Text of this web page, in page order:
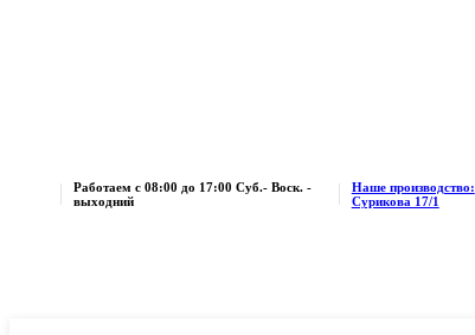
Работаем с 08:00 до 17:00 Суб.- Воск. -
выходний
Наше производство:
Сурикова 17/1